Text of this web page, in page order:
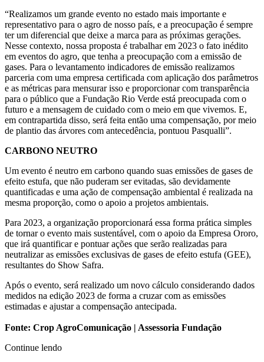
“Realizamos um grande evento no estado mais importante e
representativo para o agro de nosso país, e a preocupação é sempre
ter um diferencial que deixe a marca para as próximas gerações.
Nesse contexto, nossa proposta é trabalhar em 2023 o fato inédito
em eventos do agro, que tenha a preocupação com a emissão de
gases. Para o levantamento indicadores de emissão realizamos
parceria com uma empresa certificada com aplicação dos parâmetros
e as métricas para mensurar isso e proporcionar com transparência
para o público que a Fundação Rio Verde está preocupada com o
futuro e a mensagem de cuidado com o meio em que vivemos. E,
em contrapartida disso, será feita então uma compensação, por meio
de plantio das árvores com antecedência, pontuou Pasqualli”.
CARBONO NEUTRO
Um evento é neutro em carbono quando suas emissões de gases de
efeito estufa, que não puderam ser evitadas, são devidamente
quantificadas e uma ação de compensação ambiental é realizada na
mesma proporção, como o apoio a projetos ambientais.
Para 2023, a organização proporcionará essa forma prática simples
de tornar o evento mais sustentável, com o apoio da Empresa Ororo,
que irá quantificar e pontuar ações que serão realizadas para
neutralizar as emissões exclusivas de gases de efeito estufa (GEE),
resultantes do Show Safra.
Após o evento, será realizado um novo cálculo considerando dados
medidos na edição 2023 de forma a cruzar com as emissões
estimadas e ajustar a compensação antecipada.
Fonte: Crop AgroComunicação | Assessoria Fundação
Continue lendo